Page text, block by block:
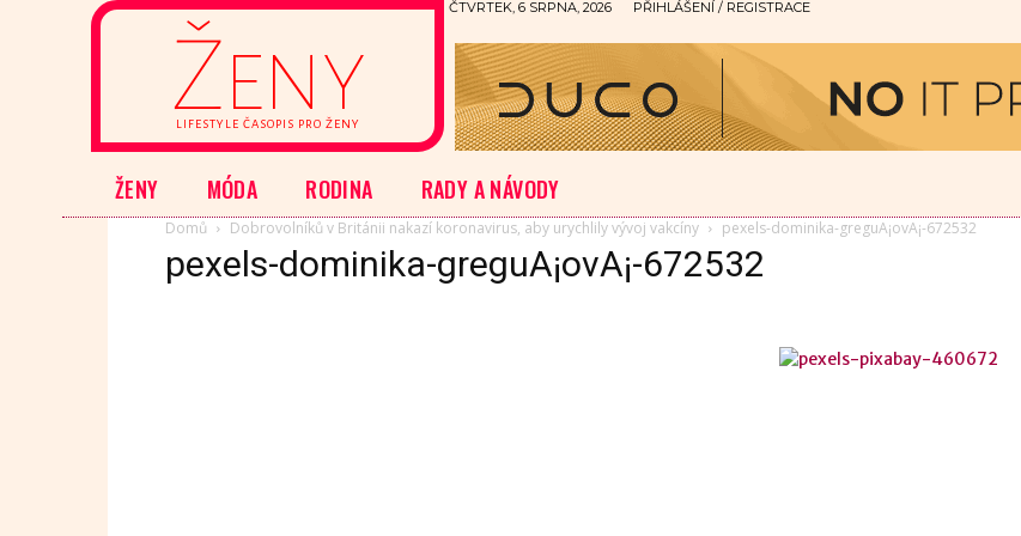
Ženy
LIFESTYLE ČASOPIS PRO ŽENY
ČTVRTEK, 6 SRPNA, 2026 PŘIHLÁŠENÍ / REGISTRACE
ŽENY MÓDA RODINA RADY A NÁVODY
Domů Dobrovolníků v Británii nakazí koronavirus, aby urychlily vývoj vakcíny pexels-dominika-greguA¡ovA¡-672532
pexels-dominika-greguA¡ovA¡-672532